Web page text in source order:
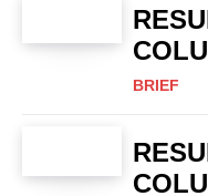
BRIEF